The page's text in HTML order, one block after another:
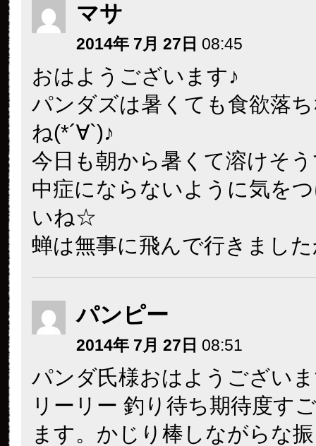
マサ
2014年 7月 27日 08:45
おはようございます♪
パンダズは暑くても食欲落
ね(*´∀`)♪
今日も朝から暑くて溶けそ
中症にならないように気を
いね☆
蝉は無事に飛んで行きまし
パンピー
2014年 7月 27日 08:51
パンダ氏様おはようござい
リーリー 釣り待ち期待度す
ます。かじり棒しながらな